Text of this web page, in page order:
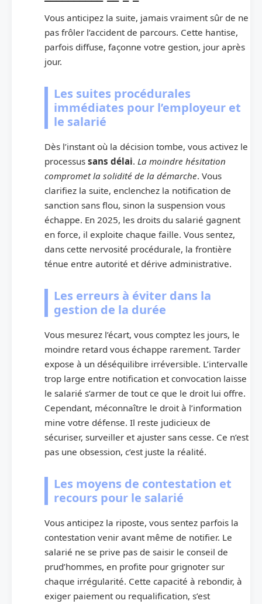
Vous anticipez la suite, jamais vraiment sûr de ne
pas frôler l’accident de parcours. Cette hantise,
parfois diffuse, façonne votre gestion, jour après
jour.
Les suites procédurales
immédiates pour l’employeur et
le salarié
Dès l’instant où la décision tombe, vous activez le
processus sans délai. La moindre hésitation
compromet la solidité de la démarche. Vous
clarifiez la suite, enclenchez la notification de
sanction sans flou, sinon la suspension vous
échappe. En 2025, les droits du salarié gagnent
en force, il exploite chaque faille. Vous sentez,
dans cette nervosité procédurale, la frontière
ténue entre autorité et dérive administrative.
Les erreurs à éviter dans la
gestion de la durée
Vous mesurez l’écart, vous comptez les jours, le
moindre retard vous échappe rarement. Tarder
expose à un déséquilibre irréversible. L’intervalle
trop large entre notification et convocation laisse
le salarié s’armer de tout ce que le droit lui offre.
Cependant, méconnaître le droit à l’information
mine votre défense. Il reste judicieux de
sécuriser, surveiller et ajuster sans cesse. Ce n’est
pas une obsession, c’est juste la réalité.
Les moyens de contestation et
recours pour le salarié
Vous anticipez la riposte, vous sentez parfois la
contestation venir avant même de notifier. Le
salarié ne se prive pas de saisir le conseil de
prud’hommes, en profite pour grignoter sur
chaque irrégularité. Cette capacité à rebondir, à
exiger paiement ou requalification, s’est